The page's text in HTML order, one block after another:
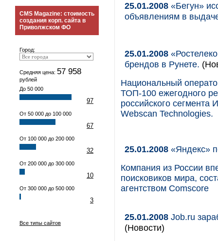
CMS Magazine: стоимость
создания корп. сайта в
Приволжском ФО
Город:
Средняя цена: 57 958
рублей
До 50 000
97
От 50 000 до 100 000
67
От 100 000 до 200 000
32
От 200 000 до 300 000
10
От 300 000 до 500 000
3
Все типы сайтов
25.01.2008 «Бегун»
объявлениям в
25.01.2008
брендов в Рунете.
Национальный
ТОП-100 ежегодного
российского сегмента
Webscan Technologies.
25.01.2008 «Яндекс»
Компания из России
поисковиков мира,
агентством Comscore
25.01.2008 Job.ru
(Новости)